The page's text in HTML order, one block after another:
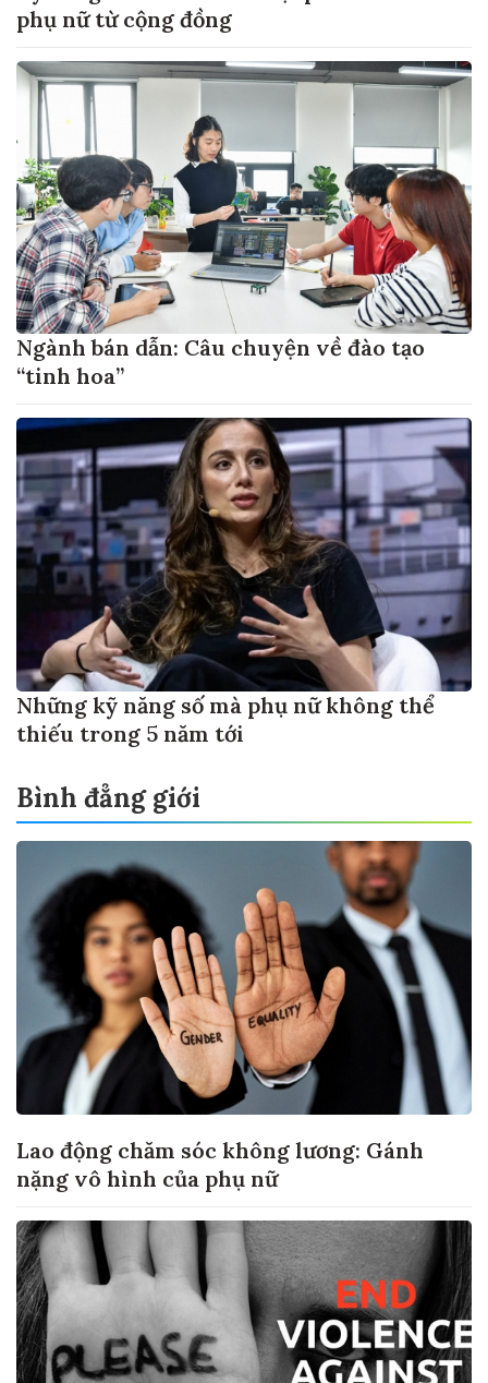
phụ nữ từ cộng đồng
Ngành bán dẫn: Câu chuyện về đào tạo
“tinh hoa”
Những kỹ năng số mà phụ nữ không thể
thiếu trong 5 năm tới
Bình đẳng giới
Lao động chăm sóc không lương: Gánh
nặng vô hình của phụ nữ